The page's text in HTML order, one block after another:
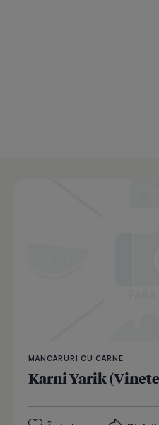
MANCARURI CU CARNE
Karni Yarik